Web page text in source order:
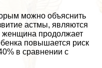
можно объяснить
астмы, являются
женщина продолжает
повышается риск
в сравнении с